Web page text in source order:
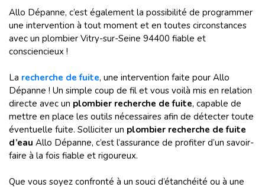
Allo Dépanne, c’est également la possibilité de programmer
une intervention à tout moment et en toutes circonstances
avec un plombier Vitry-sur-Seine 94400 fiable et
consciencieux !
La recherche de fuite, une intervention faite pour Allo
Dépanne ! Un simple coup de fil et vous voilà mis en relation
directe avec un plombier recherche de fuite, capable de
mettre en place les outils nécessaires afin de détecter toute
éventuelle fuite. Solliciter un plombier recherche de fuite
d’eau Allo Dépanne, c’est l’assurance de profiter d’un savoir-
faire à la fois fiable et rigoureux.
Que vous soyez confronté à un souci d’étanchéité ou à une